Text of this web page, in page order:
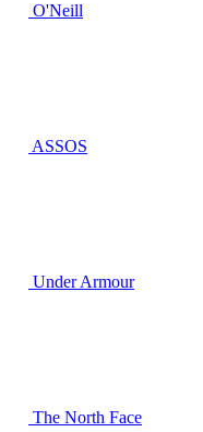
O'Neill
ASSOS
Under Armour
The North Face